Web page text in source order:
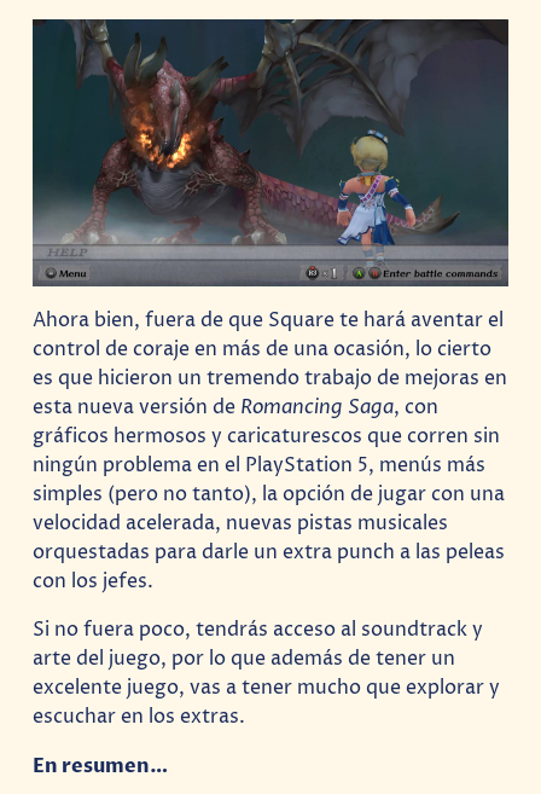
Ahora bien, fuera de que Square te hará aventar el
control de coraje en más de una ocasión, lo cierto
es que hicieron un tremendo trabajo de mejoras en
esta nueva versión de Romancing Saga, con
gráficos hermosos y caricaturescos que corren sin
ningún problema en el PlayStation 5, menús más
simples (pero no tanto), la opción de jugar con una
velocidad acelerada, nuevas pistas musicales
orquestadas para darle un extra punch a las peleas
con los jefes.
Si no fuera poco, tendrás acceso al soundtrack y
arte del juego, por lo que además de tener un
excelente juego, vas a tener mucho que explorar y
escuchar en los extras.
En resumen…